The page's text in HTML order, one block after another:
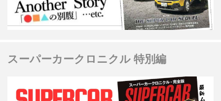
スーパーカークロニクル 特別編